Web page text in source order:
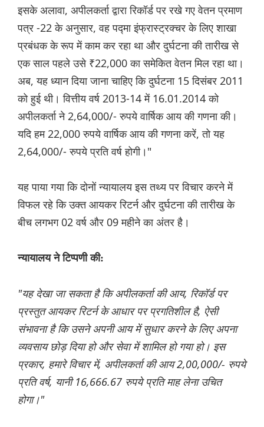
इसके अलावा, अपीलकर्ता द्वारा रिकॉर्ड पर रखे गए वेतन प्रमाण
पत्र -22 के अनुसार, वह पद्मा इंफ्रास्ट्रक्चर के लिए शाखा
प्रबंधक के रूप में काम कर रहा था और दुर्घटना की तारीख से
एक साल पहले उसे ₹22,000 का समेकित वेतन मिल रहा था।
अब, यह ध्यान दिया जाना चाहिए कि दुर्घटना 15 दिसंबर 2011
को हुई थी। वित्तीय वर्ष 2013-14 में 16.01.2014 को
अपीलकर्ता ने 2,64,000/- रुपये वार्षिक आय की गणना की।
यदि हम 22,000 रुपये वार्षिक आय की गणना करें, तो यह
2,64,000/- रुपये प्रति वर्ष होगी।"
यह पाया गया कि दोनों न्यायालय इस तथ्य पर विचार करने में
विफल रहे कि उक्त आयकर रिटर्न और दुर्घटना की तारीख के
बीच लगभग 02 वर्ष और 09 महीने का अंतर है।
न्यायालय ने टिप्पणी की:
"यह देखा जा सकता है कि अपीलकर्ता की आय, रिकॉर्ड पर
प्रस्तुत आयकर रिटर्न के आधार पर प्रगतिशील है, ऐसी
संभावना है कि उसने अपनी आय में सुधार करने के लिए अपना
व्यवसाय छोड़ दिया हो और सेवा में शामिल हो गया हो। इस
प्रकार, हमारे विचार में, अपीलकर्ता की आय 2,00,000/- रुपये
प्रति वर्ष, यानी 16,666.67 रुपये प्रति माह लेना उचित
होगा।"